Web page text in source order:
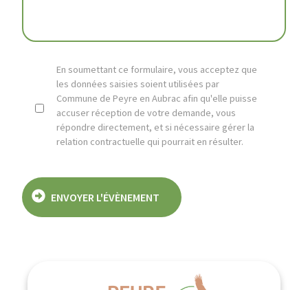
En soumettant ce formulaire, vous acceptez que
les données saisies soient utilisées par
Commune de Peyre en Aubrac afin qu'elle puisse
accuser réception de votre demande, vous
répondre directement, et si nécessaire gérer la
relation contractuelle qui pourrait en résulter.